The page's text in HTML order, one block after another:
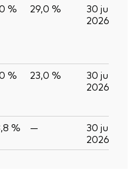
% 29,0 %
30 jun
2026
% 23,0 %
30 jun
2026
% —
30 jun
2026